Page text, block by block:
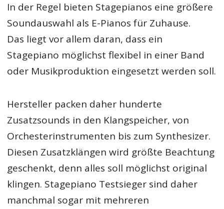
In der Regel bieten Stagepianos eine größere
Soundauswahl als E-Pianos für Zuhause.
Das liegt vor allem daran, dass ein
Stagepiano möglichst flexibel in einer Band
oder Musikproduktion eingesetzt werden soll.
Hersteller packen daher hunderte
Zusatzsounds in den Klangspeicher, von
Orchesterinstrumenten bis zum Synthesizer.
Diesen Zusatzklängen wird größte Beachtung
geschenkt, denn alles soll möglichst original
klingen. Stagepiano Testsieger sind daher
manchmal sogar mit mehreren